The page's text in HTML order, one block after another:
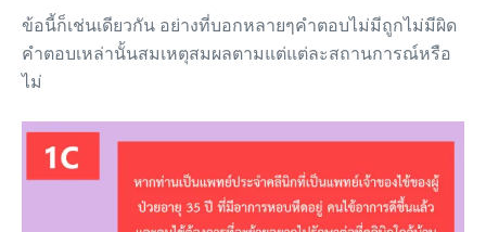
ข้อนี้ก็เช่นเดียวกัน อย่างที่บอกหลายๆคำตอบไม่มีถูกไม่มีผิด
คำตอบเหล่านั้นสมเหตุสมผลตามแต่แต่ละสถานการณ์หรือ
ไม่